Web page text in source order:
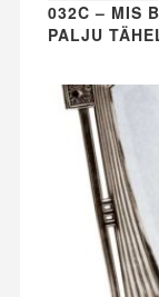
032C – MIS
PALJU